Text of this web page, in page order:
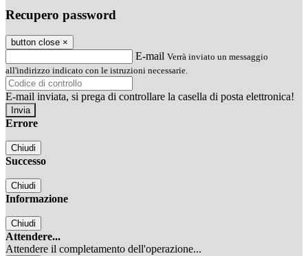
Recupero password
button close ×
E-mail Verrà inviato un messaggio
all'indirizzo indicato con le istruzioni necessarie.
E-mail inviata, si prega di controllare la casella di posta elettronica!
Errore
Chiudi
Successo
Chiudi
Informazione
Chiudi
Attendere...
Attendere il completamento dell'operazione...